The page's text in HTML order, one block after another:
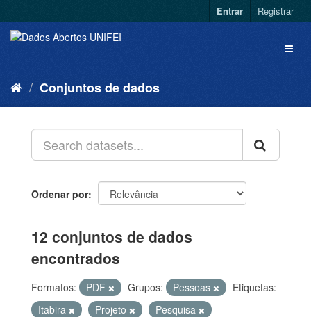
Entrar Registrar
Conjuntos de dados
Ordenar por
12 conjuntos de dados
encontrados
Formatos: PDF Grupos: Pessoas
Etiquetas:
Itabira
Projeto
Pesquisa